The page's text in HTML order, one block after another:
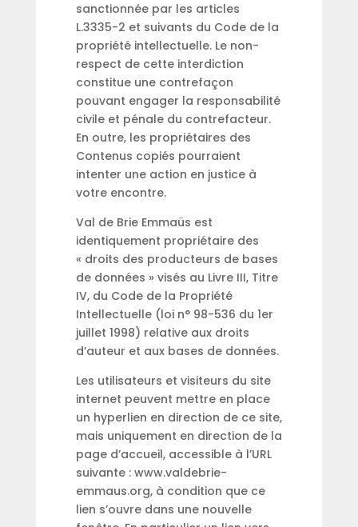
sanctionnée par les articles
L.3335-2 et suivants du Code de la
propriété intellectuelle. Le non-
respect de cette interdiction
constitue une contrefaçon
pouvant engager la responsabilité
civile et pénale du contrefacteur.
En outre, les propriétaires des
Contenus copiés pourraient
intenter une action en justice à
votre encontre.
Val de Brie Emmaüs est
identiquement propriétaire des
« droits des producteurs de bases
de données » visés au Livre III, Titre
IV, du Code de la Propriété
Intellectuelle (loi n° 98-536 du 1er
juillet 1998) relative aux droits
d’auteur et aux bases de données.
Les utilisateurs et visiteurs du site
internet peuvent mettre en place
un hyperlien en direction de ce site,
mais uniquement en direction de la
page d’accueil, accessible à l’URL
suivante : www.valdebrie-
emmaus.org, à condition que ce
lien s’ouvre dans une nouvelle